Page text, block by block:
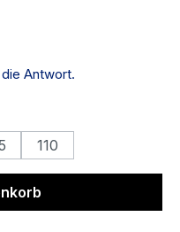
Antwort.
110
Wert